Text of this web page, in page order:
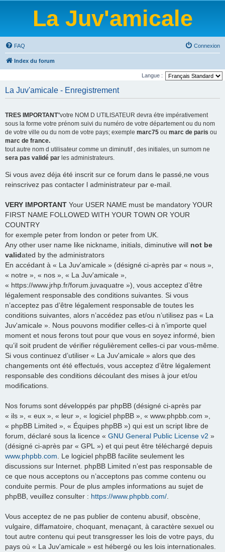
La Juv'amicale
FAQ Connexion
Index du forum
Langue :
La Juv'amicale - Enregistrement
TRES IMPORTANT"votre NOM D UTILISATEUR devra étre impérativement
sous la forme votre prénom suivi du numéro de votre département ou du nom
de votre ville ou du nom de votre pays; exemple marc75 ou marc de paris ou
marc de france.
tout autre nom d utilisateur comme un diminutif , des initiales, un surnom ne
sera pas validé par les administrateurs.
Si vous avez déja été inscrit sur ce forum dans le passé,ne vous
reinscrivez pas contacter l administrateur par e-mail.
VERY IMPORTANT Your USER NAME must be mandatory YOUR
FIRST NAME FOLLOWED WITH YOUR TOWN OR YOUR
COUNTRY
for exemple peter from london or peter from UK.
Any other user name like nickname, initials, diminutive will not be
validated by the administrators
En accédant à « La Juv'amicale » (désigné ci-après par « nous »,
« notre », « nos », « La Juv'amicale »,
« https://www.jrhp.fr/forum.juvaquatre »), vous acceptez d’être
légalement responsable des conditions suivantes. Si vous
n’acceptez pas d’être légalement responsable de toutes les
conditions suivantes, alors n’accédez pas et/ou n’utilisez pas « La
Juv'amicale ». Nous pouvons modifier celles-ci à n’importe quel
moment et nous ferons tout pour que vous en soyez informé, bien
qu’il soit prudent de vérifier régulièrement celles-ci par vous-même.
Si vous continuez d’utiliser « La Juv'amicale » alors que des
changements ont été effectués, vous acceptez d’être légalement
responsable des conditions découlant des mises à jour et/ou
modifications.
Nos forums sont développés par phpBB (désigné ci-après par
« ils », « eux », « leur », « logiciel phpBB », « www.phpbb.com »,
« phpBB Limited », « Équipes phpBB ») qui est un script libre de
forum, déclaré sous la licence « GNU General Public License v2 »
(désigné ci-après par « GPL ») et qui peut être téléchargé depuis
www.phpbb.com. Le logiciel phpBB facilite seulement les
discussions sur Internet. phpBB Limited n’est pas responsable de
ce que nous acceptons ou n’acceptons pas comme contenu ou
conduite permis. Pour de plus amples informations au sujet de
phpBB, veuillez consulter : https://www.phpbb.com/.
Vous acceptez de ne pas publier de contenu abusif, obscène,
vulgaire, diffamatoire, choquant, menaçant, à caractère sexuel ou
tout autre contenu qui peut transgresser les lois de votre pays, du
pays où « La Juv'amicale » est hébergé ou les lois internationales.